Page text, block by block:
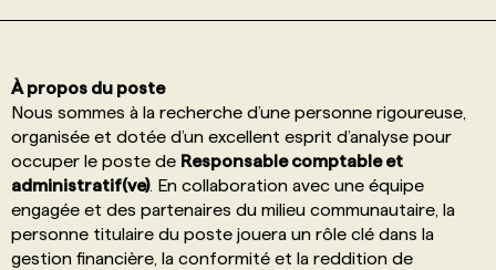
FAQ
ANNONCEZ AVEC NOUS
À propos du poste
Nous sommes à la recherche d’une personne rigoureuse,
organisée et dotée d’un excellent esprit d’analyse pour
occuper le poste de Responsable comptable et
administratif(ve). En collaboration avec une équipe
engagée et des partenaires du milieu communautaire, la
personne titulaire du poste jouera un rôle clé dans la
gestion financière, la conformité et la reddition de